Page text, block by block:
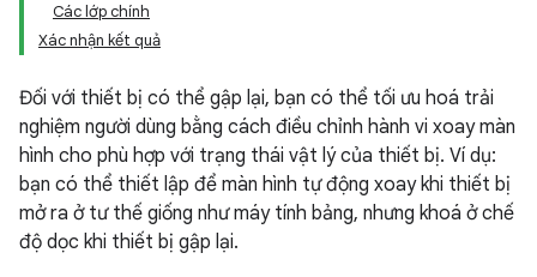
Các lớp chính
Xác nhận kết quả
Đối với thiết bị có thể gập lại, bạn có thể tối ưu hoá trải
nghiệm người dùng bằng cách điều chỉnh hành vi xoay màn
hình cho phù hợp với trạng thái vật lý của thiết bị. Ví dụ:
bạn có thể thiết lập để màn hình tự động xoay khi thiết bị
mở ra ở tư thế giống như máy tính bảng, nhưng khoá ở chế
độ dọc khi thiết bị gập lại.